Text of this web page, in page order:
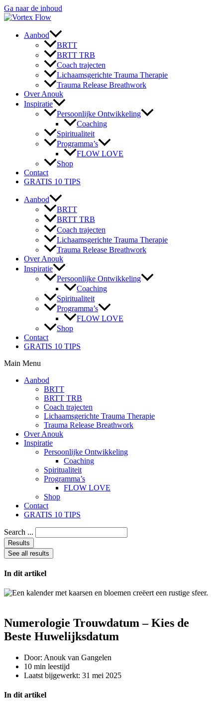
Ga naar de inhoud
Aanbod
BRTT
BRTT TRB
Coach trajecten
Lichaamsgerichte Trauma Therapie
Trauma Release Breathwork
Over Anouk
Inspiratie
Persoonlijke Ontwikkeling
Coaching
Spiritualiteit
Programma’s
FLOW LOVE
Shop
Contact
GRATIS 10 TIPS
Aanbod
BRTT
BRTT TRB
Coach trajecten
Lichaamsgerichte Trauma Therapie
Trauma Release Breathwork
Over Anouk
Inspiratie
Persoonlijke Ontwikkeling
Coaching
Spiritualiteit
Programma’s
FLOW LOVE
Shop
Contact
GRATIS 10 TIPS
Main Menu
Aanbod
BRTT
BRTT TRB
Coach trajecten
Lichaamsgerichte Trauma Therapie
Trauma Release Breathwork
Over Anouk
Inspiratie
Persoonlijke Ontwikkeling
Coaching
Spiritualiteit
Programma’s
FLOW LOVE
Shop
Contact
GRATIS 10 TIPS
Search ...
Results
See all results
In dit artikel
Numerologie Trouwdatum – Kies de
Beste Huwelijksdatum
Door: Anouk van Gangelen
10 min leestijd
Laatst bijgewerkt: 31 mei 2025
In dit artikel